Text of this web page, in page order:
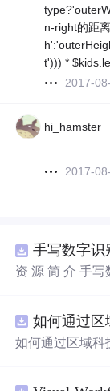
n-right的距
t'))) *
2017-
hi_hamster
2017-
手写数字识
资 源 简 介 手
带有直观的图
需要将手写数字
如何通过区域科